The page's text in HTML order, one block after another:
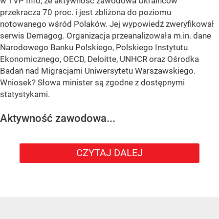
przekracza 70 proc. i jest zbliżona do poziomu
notowanego wśród Polaków. Jej wypowiedź zweryfikował
serwis Demagog. Organizacja przeanalizowała m.in. dane
Narodowego Banku Polskiego, Polskiego Instytutu
Ekonomicznego, OECD, Deloitte, UNHCR oraz Ośrodka
Badań nad Migracjami Uniwersytetu Warszawskiego.
Wniosek? Słowa minister są zgodne z dostępnymi
statystykami.
Aktywność zawodowa...
CZYTAJ DALEJ